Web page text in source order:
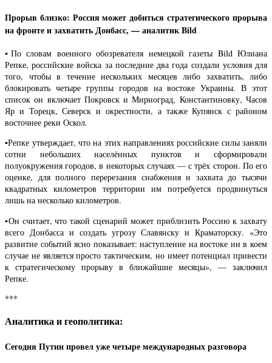
Прорыв близко: Россия может добиться стратегического прорыва
на фронте и захватить Донбасс, — аналитик Bild
▪️По словам военного обозревателя немецкой газеты Bild Юлиана
Репке, российские войска за последние два года создали условия для
того, чтобы в течение нескольких месяцев либо захватить, либо
блокировать четыре группы городов на востоке Украины. В этот
список он включает Покровск и Мирноград, Константиновку, Часов
Яр и Торецк, Северск и окрестности, а также Купянск с районом
восточнее реки Оскол.
▪️Репке утверждает, что на этих направлениях российские силы заняли
сотни небольших населённых пунктов и сформировали
полуокружения городов, в некоторых случаях — с трёх сторон. По его
оценке, для полного перерезания снабжения и захвата до тысячи
квадратных километров территории им потребуется продвинуться
лишь на несколько километров.
▪️Он считает, что такой сценарий может приблизить Россию к захвату
всего Донбасса и создать угрозу Славянску и Краматорску. «Это
развитие событий ясно показывает: наступление на востоке ни в коем
случае не является просто тактическим, но имеет потенциал привести
к стратегическому прорыву в ближайшие месяцы», — заключил
Репке.
***
Аналитика и геополитика:
Сегодня Путин провел уже четыре международных разговора